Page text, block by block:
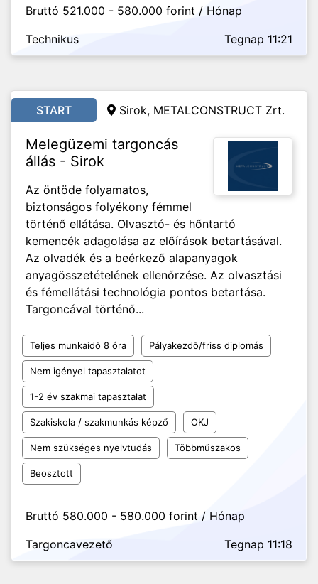
Bruttó 521.000 - 580.000 forint / Hónap
Technikus
Tegnap 11:21
START Sirok, METALCONSTRUCT Zrt.
Melegüzemi targoncás
állás - Sirok
Az öntöde folyamatos,
biztonságos folyékony fémmel
történő ellátása. Olvasztó- és hőntartó
kemencék adagolása az előírások betartásával.
Az olvadék és a beérkező alapanyagok
anyagösszetételének ellenőrzése. Az olvasztási
és fémellátási technológia pontos betartása.
Targoncával történő...
Teljes munkaidő 8 óra Pályakezdő/friss diplomás
Nem igényel tapasztalatot
1-2 év szakmai tapasztalat
Szakiskola / szakmunkás képző OKJ
Nem szükséges nyelvtudás Többműszakos
Beosztott
Bruttó 580.000 - 580.000 forint / Hónap
Targoncavezető
Tegnap 11:18